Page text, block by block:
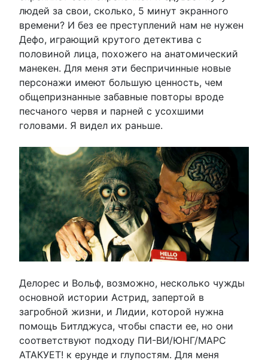
людей за свои, сколько, 5 минут экранного
времени? И без ее преступлений нам не нужен
Дефо, играющий крутого детектива с
половиной лица, похожего на анатомический
манекен. Для меня эти беспричинные новые
персонажи имеют большую ценность, чем
общепризнанные забавные повторы вроде
песчаного червя и парней с усохшими
головами. Я видел их раньше.
Делорес и Вольф, возможно, несколько чужды
основной истории Астрид, запертой в
загробной жизни, и Лидии, которой нужна
помощь Битлджуса, чтобы спасти ее, но они
соответствуют подходу ПИ-ВИ/ЮНГ/МАРС
АТАКУЕТ! к ерунде и глупостям. Для меня